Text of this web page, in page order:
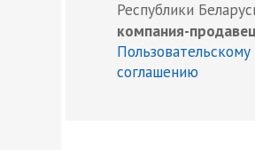
Республики
компания-
Пользовательскому
соглашению